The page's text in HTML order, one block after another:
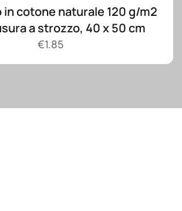
cotone naturale 120 g/m2
a strozzo, 40 x 50 cm
€1.85